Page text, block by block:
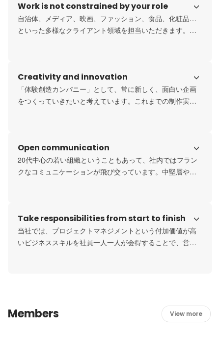
Work is not constrained by your role
自治体、メディア、映画、ファッション、食品、化粧品…
といった多様なクライアント領域を担当いただきます。ま
す。
Creativity and innovation
「体験創造カンパニー」として、常に新しく、面白い企画
をつくっていきたいと考えています。これまでの制作実績
です。
Open communication
20代中心の若い組織ということもあって、社内ではフラン
クなコミュニケーションが飛び交っています。中堅層やベ
Take responsibilities from start to finish
当社では、プロジェクトマネジメントという付加価値が高
いビジネススキルを社員一人一人が会得することで、営業
Members View more